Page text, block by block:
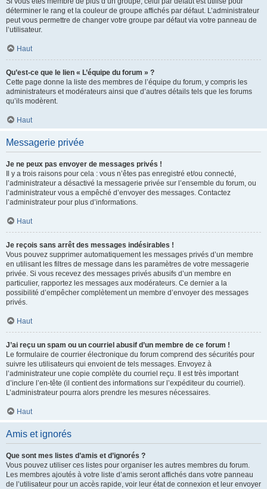
déterminer le rang et la couleur de groupe affichés par défaut. L’administrateur
peut vous permettre de changer votre groupe par défaut via votre panneau de
l’utilisateur.
Haut
Qu’est-ce que le lien « L’équipe du forum » ?
Cette page donne la liste des membres de l’équipe du forum, y compris les
administrateurs et modérateurs ainsi que d’autres détails tels que les forums
qu’ils modèrent.
Haut
Messagerie privée
Je ne peux pas envoyer de messages privés !
Il y a trois raisons pour cela : vous n’êtes pas enregistré et/ou connecté,
l’administrateur a désactivé la messagerie privée sur l’ensemble du forum, ou
l’administrateur vous a empêché d’envoyer des messages. Contactez
l’administrateur pour plus d’informations.
Haut
Je reçois sans arrêt des messages indésirables !
Vous pouvez supprimer automatiquement les messages privés d’un membre
en utilisant les filtres de message dans les paramètres de votre messagerie
privée. Si vous recevez des messages privés abusifs d’un membre en
particulier, rapportez les messages aux modérateurs. Ce dernier a la
possibilité d’empêcher complètement un membre d’envoyer des messages
privés.
Haut
J’ai reçu un spam ou un courriel abusif d’un membre de ce forum !
Le formulaire de courrier électronique du forum comprend des sécurités pour
suivre les utilisateurs qui envoient de tels messages. Envoyez à
l’administrateur une copie complète du courriel reçu. Il est très important
d’inclure l’en-tête (il contient des informations sur l’expéditeur du courriel).
L’administrateur pourra alors prendre les mesures nécessaires.
Haut
Amis et ignorés
Que sont mes listes d’amis et d’ignorés ?
Vous pouvez utiliser ces listes pour organiser les autres membres du forum.
Les membres ajoutés à votre liste d’amis seront affichés dans votre panneau
de l’utilisateur pour un accès rapide, voir leur état de connexion et leur envoyer